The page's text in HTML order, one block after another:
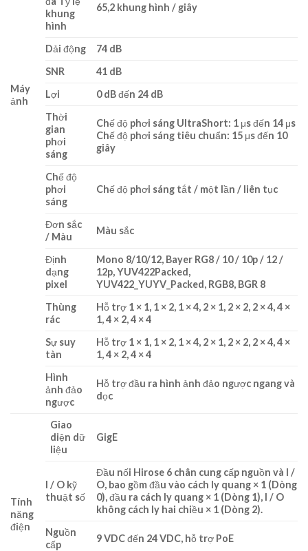
Máy
ảnh
khung
hình
65,2 khung hình / giây
Dải động
74 dB
SNR
41 dB
Lợi
0 dB đến 24 dB
Thời
gian
phơi
sáng
Chế độ phơi sáng UltraShort: 1 μs đến 14 μs
Chế độ phơi sáng tiêu chuẩn: 15 μs đến 10
giây
Chế độ
phơi
sáng
Chế độ phơi sáng tắt / một lần / liên tục
Đơn sắc
/ Màu
Màu sắc
Định
dạng
pixel
Mono 8/10/12, Bayer RG8 / 10 / 10p / 12 /
12p, YUV422Packed,
YUV422_YUYV_Packed, RGB8, BGR 8
Thùng
rác
Hỗ trợ 1 × 1, 1 × 2, 1 × 4, 2 × 1, 2 × 2, 2 × 4, 4 ×
1, 4 × 2, 4 × 4
Sự suy
tàn
Hỗ trợ 1 × 1, 1 × 2, 1 × 4, 2 × 1, 2 × 2, 2 × 4, 4 ×
1, 4 × 2, 4 × 4
Hình
ảnh đảo
ngược
Hỗ trợ đầu ra hình ảnh đảo ngược ngang và
dọc
Tính
năng
điện
Giao
diện dữ
liệu
GigE
I / O kỹ
thuật số
Đầu nối Hirose 6 chân cung cấp nguồn và I /
O, bao gồm đầu vào cách ly quang × 1 (Dòng
0), đầu ra cách ly quang × 1 (Dòng 1), I / O
không cách ly hai chiều × 1 (Dòng 2).
Nguồn
cấp
9 VDC đến 24 VDC, hỗ trợ PoE